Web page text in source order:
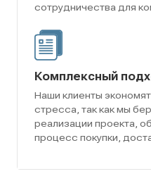
сотрудничества для
Комплексный
Наши клиенты
стресса, так как мы
реализации проекта,
процесс покупки,